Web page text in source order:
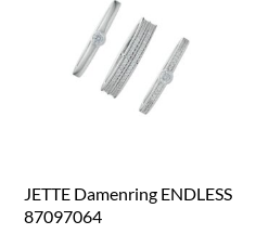
JETTE Damenring ENDLESS
87097064